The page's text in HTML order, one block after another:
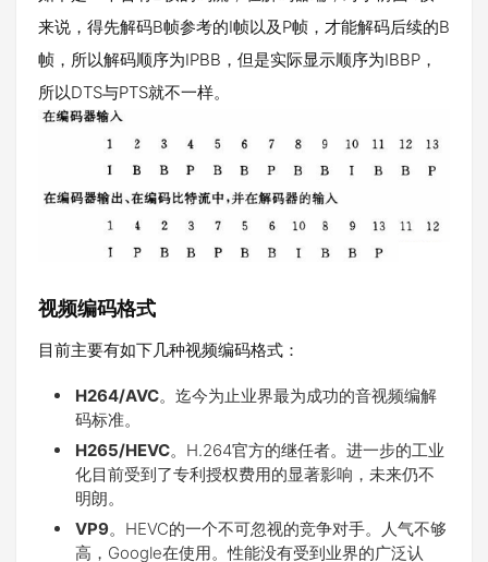
来说，得先解码B帧参考的I帧以及P帧，才能解码后续的B
帧，所以解码顺序为IPBB，但是实际显示顺序为IBBP，
所以DTS与PTS就不一样。
视频编码格式
目前主要有如下几种视频编码格式：
H264/AVC。迄今为止业界最为成功的音视频编解
码标准。
H265/HEVC。H.264官方的继任者。进一步的工业
化目前受到了专利授权费用的显著影响，未来仍不
明朗。
VP9。HEVC的一个不可忽视的竞争对手。人气不够